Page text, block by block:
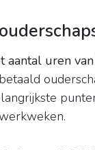
aantal uren